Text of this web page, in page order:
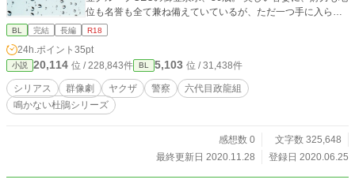
位も名誉も全て兼ね備えていているが、ただ一つ手に入らな
いのは愛する美しい男、咲花流星だけ。 そんな泉水の前に現
らも流星への思いを胸に秘める。 そしてもう1人の主人公、
六代目政龍組傘下誠竜会若頭飯塚真幸、37歳。 艶のある魅力
的な美貌を持つが、その美しい容姿の奥底には、静かなる凶
暴性を秘めている。 立場的に結ばれないと諦めながらも1人
の男を一途に想い続ける。 泉水と真幸。決して相見えぬ光と
係はさらに複雑になっていく。 運命の相手を求めながらも、
いつか壊れてしまうかもしれないと思うジレンマ。 そんな危
BL 完結 長編 R18
24h.ポイント 35pt
小説 20,114 位 / 228,843件 BL 5,103 位 / 31,438件
シリアス 群像劇 ヤクザ 警察
六代目政龍組
鳴かない杜鵑シリーズ
感想数 0
文字数 325,648
最終更新日 2020.11.28
登録日 2020.06.25